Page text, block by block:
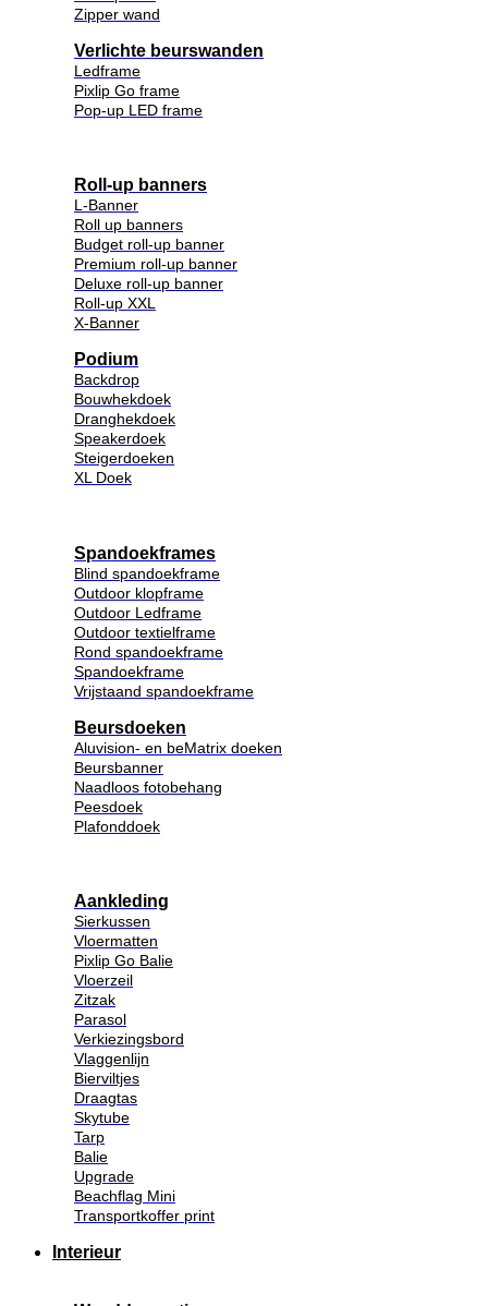
Zipper wand
Verlichte beurswanden
Ledframe
Pixlip Go frame
Pop-up LED frame
Roll-up banners
L-Banner
Roll up banners
Budget roll-up banner
Premium roll-up banner
Deluxe roll-up banner
Roll-up XXL
X-Banner
Podium
Backdrop
Bouwhekdoek
Dranghekdoek
Speakerdoek
Steigerdoeken
XL Doek
Spandoekframes
Blind spandoekframe
Outdoor klopframe
Outdoor Ledframe
Outdoor textielframe
Rond spandoekframe
Spandoekframe
Vrijstaand spandoekframe
Beursdoeken
Aluvision- en beMatrix doeken
Beursbanner
Naadloos fotobehang
Peesdoek
Plafonddoek
Aankleding
Sierkussen
Vloermatten
Pixlip Go Balie
Vloerzeil
Zitzak
Parasol
Verkiezingsbord
Vlaggenlijn
Bierviltjes
Draagtas
Skytube
Tarp
Balie
Upgrade
Beachflag Mini
Transportkoffer print
Interieur